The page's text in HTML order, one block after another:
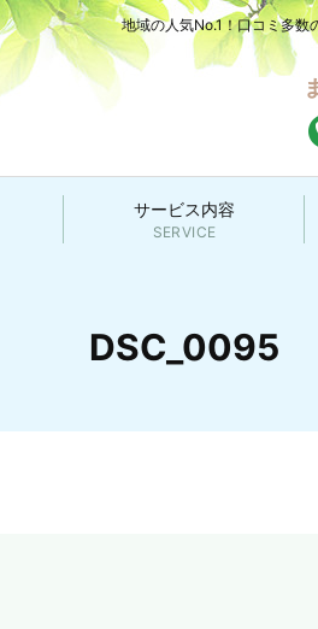
地域の人気No.1！口コミ多数
サービス内容
SERVICE
DSC_0095